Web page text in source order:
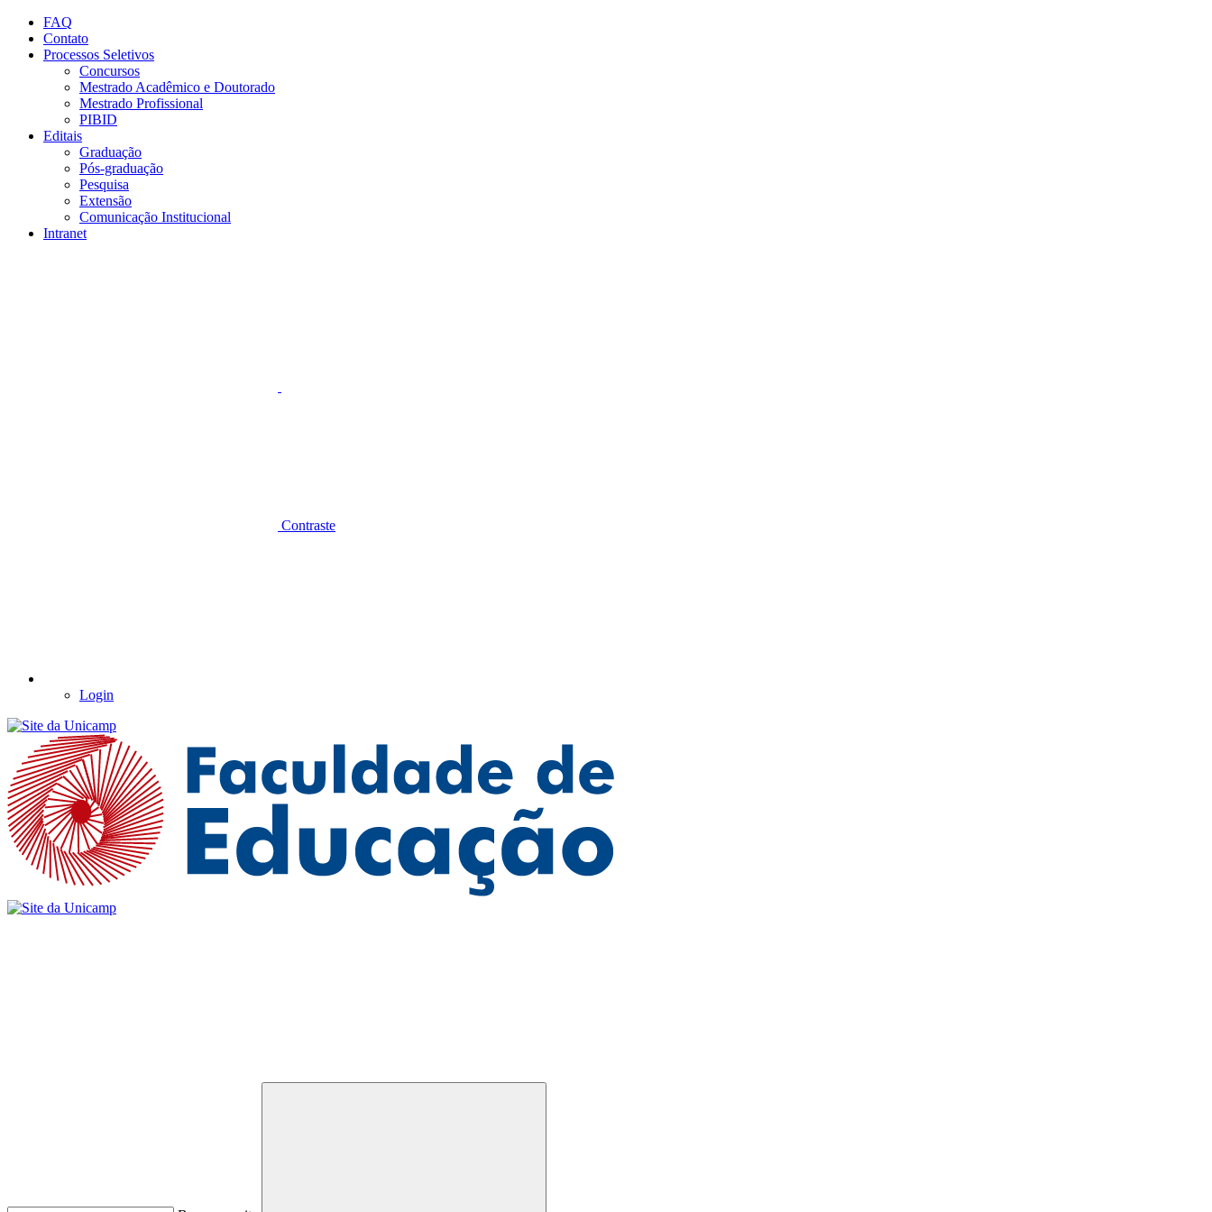
Conteúdo principal
FAQ
Contato
Processos Seletivos
Concursos
Mestrado Acadêmico e Doutorado
Mestrado Profissional
PIBID
Editais
Graduação
Pós-graduação
Pesquisa
Extensão
Comunicação Institucional
Intranet
Contraste
Login